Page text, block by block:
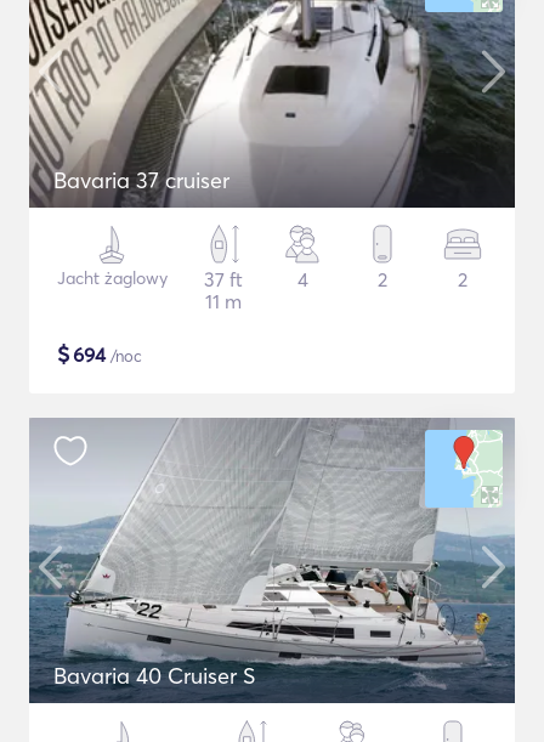
Bavaria 37 cruiser
Jacht żaglowy
37 ft
11 m
4 2 2
$694/noc
Bavaria 40 Cruiser S